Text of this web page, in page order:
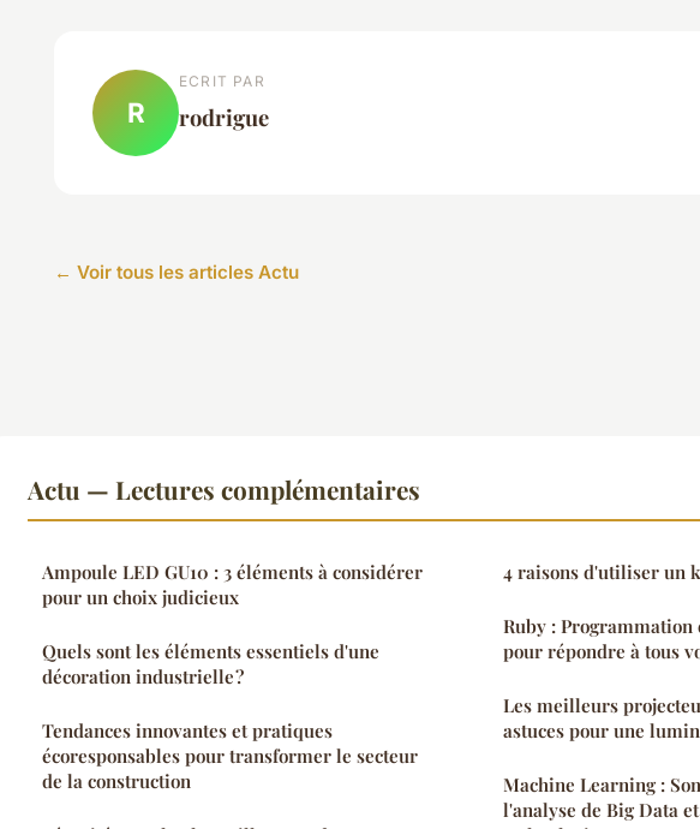
R
ECRIT PAR
rodrigue
← Voir tous les articles Actu
Actu — Lectures complémentaires
Ampoule LED GU10 : 3 éléments à considérer
pour un choix judicieux
Quels sont les éléments essentiels d'une
décoration industrielle ?
Tendances innovantes et pratiques
écoresponsables pour transformer le secteur
de la construction
4 raisons d'utiliser un
Ruby : Programmation
pour répondre à tous
Les meilleurs
astuces pour une
Machine Learning :
l'analyse de Big Data